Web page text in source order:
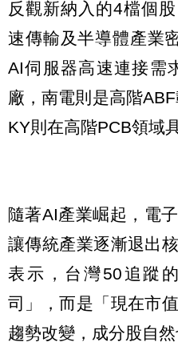
反觀新納入的4檔個
速傳輸及半導體產業
AI伺服器高速連接需
廠，南電則是高階
KY則在高階PCB領域
隨著AI產業崛起，電
讓傳統產業逐漸退出
表示，台灣50追蹤
司」，而是「現在市
趨勢改變，成分股自